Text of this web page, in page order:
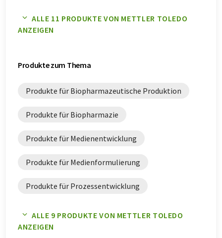
Upstream Processing-Whitepaper
ALLE 11 PRODUKTE VON METTLER TOLEDO
ANZEIGEN
Produkte zum Thema
Produkte für Biopharmazeutische Produktion
Produkte für Biopharmazie
Produkte für Medienentwicklung
Produkte für Medienformulierung
Produkte für Prozessentwicklung
ALLE 9 PRODUKTE VON METTLER TOLEDO
ANZEIGEN